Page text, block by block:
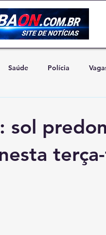
Saúde Polícia
sol